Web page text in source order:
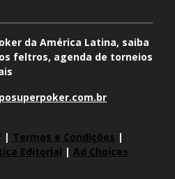
da América Latina, saiba
feltros, agenda de torneios
| Termos e Condições |
Editorial | Ad Choices